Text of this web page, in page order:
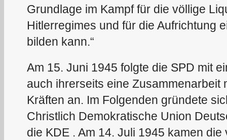
Grundlage im Kampf für die völlige
Hitlerregimes und für die Aufrichtung
bilden kann.“
Am 15. Juni 1945 folgte die SPD mit
auch ihrerseits eine Zusammenarbeit
Kräften an. Im Folgenden gründete
Christlich Demokratische Union
die KDE . Am 14. Juli 1945 kamen